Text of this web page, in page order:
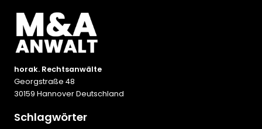
horak. Rechtsanwälte
Georgstraße 48
30159 Hannover Deutschland
Schlagwörter